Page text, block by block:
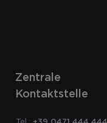
Zentrale
Kontaktstelle
Tel.: +39 0471 444 444